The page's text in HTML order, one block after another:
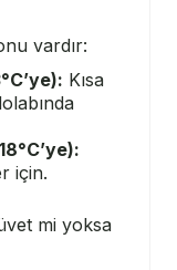
vardır:
Kısa
için.
mi yoksa